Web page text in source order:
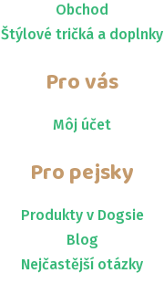
Obchod
Štýlové tričká a doplnky
Pro vás
Môj účet
Pro pejsky
Produkty v Dogsie
Blog
Nejčastější otázky